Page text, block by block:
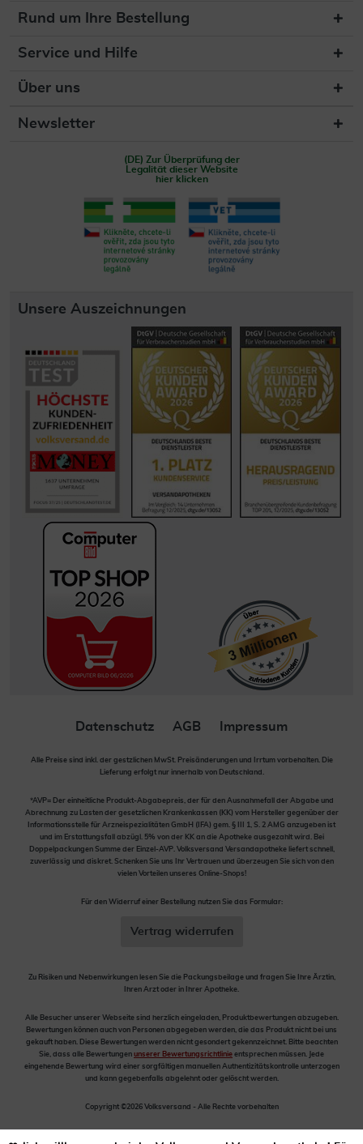
Rund um Ihre Bestellung
Service und Hilfe
Über uns
Newsletter
(DE) Zur Überprüfung der
Legalität dieser Website
hier klicken
Unsere Auszeichnungen
Datenschutz AGB Impressum
Alle Preise sind inkl. der gestzlichen MwSt. Preisänderungen und Irrtum vorbehalten. Die
Lieferung erfolgt nur innerhalb von Deutschland.
*AVP= Der einheitliche Produkt-Abgabepreis, der für den Ausnahmefall der Abgabe und
Abrechnung zu Lasten der gesetzlichen Krankenkassen (KK) vom Hersteller gegenüber der
Informationsstelle für Arzneispezialitäten GmbH (IFA) gem. § III 1, S. 2 AMG anzugeben ist
und im Erstattungsfall abzügl. 5% von der KK an die Apotheke ausgezahlt wird. Bei
Doppelpackungen Summe der Einzel-AVP. Volksversand Versandapotheke liefert schnell,
zuverlässig und diskret. Schenken Sie uns Ihr Vertrauen und überzeugen Sie sich von den
vielen Vorteilen unseres Online-Shops!
Für den Widerruf einer Bestellung nutzen Sie das Formular:
Vertrag widerrufen
Zu Risiken und Nebenwirkungen lesen Sie die Packungsbeilage und fragen Sie Ihre Ärztin,
Ihren Arzt oder in Ihrer Apotheke.
Alle Besucher unserer Webseite sind herzlich eingeladen, Produktbewertungen abzugeben.
Bewertungen können auch von Personen abgegeben werden, die das Produkt nicht bei uns
gekauft haben. Diese Bewertungen werden nicht gesondert gekennzeichnet. Bitte beachten
Sie, dass alle Bewertungen unserer Bewertungsrichtlinie entsprechen müssen. Jede
eingehende Bewertung wird einer sorgfältigen manuellen Authentizitätskontrolle unterzogen
und kann gegebenfalls abgelehnt oder gelöscht werden.
Copyright ©2026 Volksversand - Alle Rechte vorbehalten